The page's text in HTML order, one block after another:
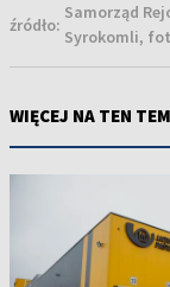
źródło:
Samorząd
Syrokomli,
WIĘCEJ NA TEN